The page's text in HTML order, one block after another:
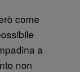
come
a
non